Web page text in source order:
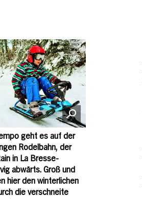
geht es auf der
Rodelbahn, der
in La Bresse-
abwärts. Groß und
hier den winterlichen
die verschneite